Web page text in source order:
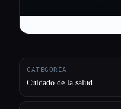
CATEGORÍA
Cuidado de la salud